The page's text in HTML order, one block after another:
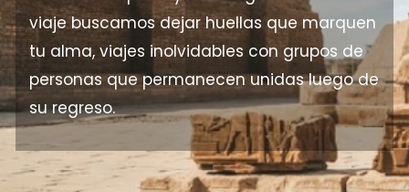
viaje buscamos dejar huellas que marquen
tu alma, viajes inolvidables con grupos de
personas que permanecen unidas luego de
su regreso.